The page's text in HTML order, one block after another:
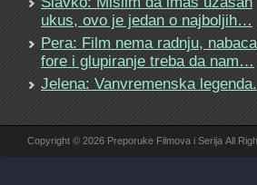
ukus, ovo je jedan o najboljih…
Pera: Film nema radnju,
fore i glupiranje treba da nam…
Jelena: Vanvremenska legenda.
Copyright © 2026 Preporuke Filmova i Serija All